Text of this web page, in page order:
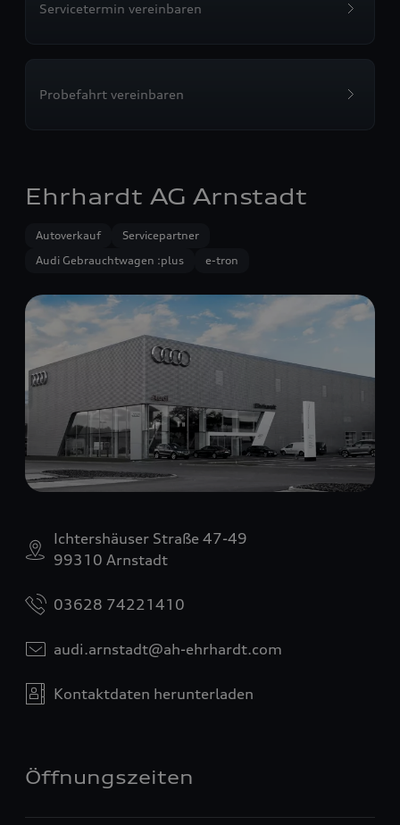
Servicetermin vereinbaren
Probefahrt vereinbaren
Ehrhardt AG Arnstadt
Autoverkauf
Servicepartner
Audi Gebrauchtwagen :plus
e-tron
Ichtershäuser Straße 47-49
99310 Arnstadt
03628 74221410
audi.arnstadt@ah-ehrhardt.com
Kontaktdaten herunterladen
Öffnungszeiten